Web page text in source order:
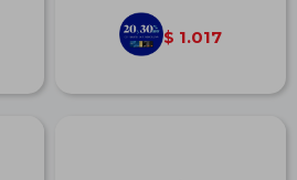
$ 1.017